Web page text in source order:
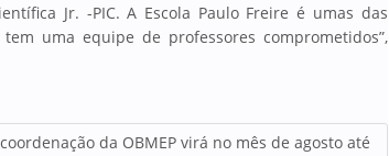
Jr. -PIC. A Escola Paulo Freire é umas das
uma equipe de professores comprometidos”,
da OBMEP virá no mês de agosto até